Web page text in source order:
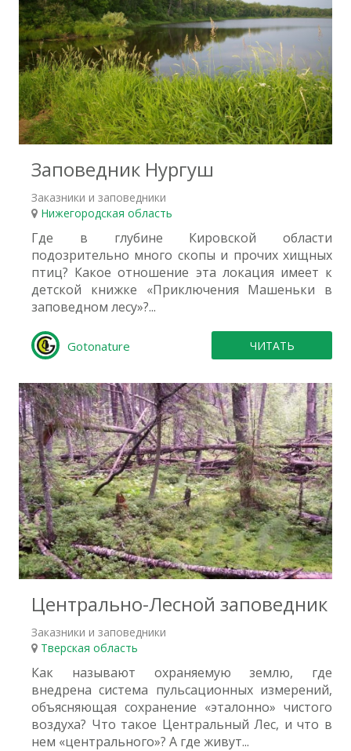
5
Заповедник Нургуш
Заказники и заповедники
Нижегородская область
Где в глубине Кировской области
подозрительно много скопы и прочих хищных
птиц? Какое отношение эта локация имеет к
детской книжке «Приключения Машеньки в
заповедном лесу»?...
Gotonature ЧИТАТЬ
3
Центрально-Лесной заповедник
Заказники и заповедники
Тверская область
Как называют охраняемую землю, где
внедрена система пульсационных измерений,
объясняющая сохранение «эталонно» чистого
воздуха? Что такое Центральный Лес, и что в
нем «центрального»? А где живут...